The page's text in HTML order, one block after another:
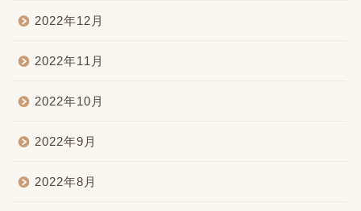
2022年12月
2022年11月
2022年10月
2022年9月
2022年8月